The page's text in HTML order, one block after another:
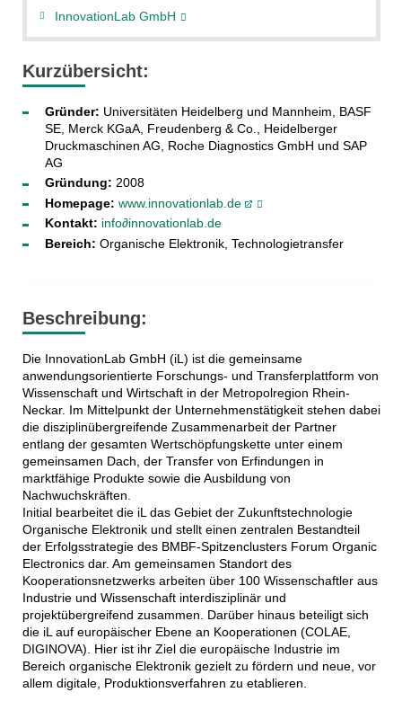
InnovationLab GmbH
Kurzübersicht:
Gründer: Universitäten Heidelberg und Mannheim, BASF
SE, Merck KGaA, Freudenberg & Co., Heidelberger
Druckmaschinen AG, Roche Diagnostics GmbH und SAP
AG
Gründung: 2008
Homepage: www.innovationlab.de
Kontakt: info∂innovationlab.de
Bereich: Organische Elektronik, Technologietransfer
Beschreibung:
Die InnovationLab GmbH (iL) ist die gemeinsame
anwendungsorientierte Forschungs- und Transferplattform von
Wissenschaft und Wirtschaft in der Metropolregion Rhein-
Neckar. Im Mittelpunkt der Unternehmenstätigkeit stehen dabei
die disziplinübergreifende Zusammenarbeit der Partner
entlang der gesamten Wertschöpfungskette unter einem
gemeinsamen Dach, der Transfer von Erfindungen in
marktfähige Produkte sowie die Ausbildung von
Nachwuchskräften.
Initial bearbeitet die iL das Gebiet der Zukunftstechnologie
Organische Elektronik und stellt einen zentralen Bestandteil
der Erfolgsstrategie des BMBF-Spitzenclusters Forum Organic
Electronics dar. Am gemeinsamen Standort des
Kooperationsnetzwerks arbeiten über 100 Wissenschaftler aus
Industrie und Wissenschaft interdisziplinär und
projektübergreifend zusammen. Darüber hinaus beteiligt sich
die iL auf europäischer Ebene an Kooperationen (COLAE,
DIGINOVA). Hier ist ihr Ziel die europäische Industrie im
Bereich organische Elektronik gezielt zu fördern und neue, vor
allem digitale, Produktionsverfahren zu etablieren.